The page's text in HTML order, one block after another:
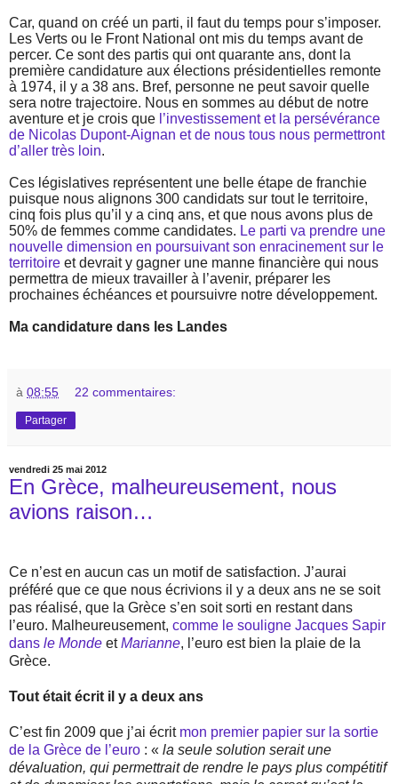
Car, quand on créé un parti, il faut du temps pour s’imposer.
Les Verts ou le Front National ont mis du temps avant de
percer. Ce sont des partis qui ont quarante ans, dont la
première candidature aux élections présidentielles remonte
à 1974, il y a 38 ans. Bref, personne ne peut savoir quelle
sera notre trajectoire. Nous en sommes au début de notre
aventure et je crois que l’investissement et la persévérance
de Nicolas Dupont-Aignan et de nous tous nous permettront
d’aller très loin.
Ces législatives représentent une belle étape de franchie
puisque nous alignons 300 candidats sur tout le territoire,
cinq fois plus qu’il y a cinq ans, et que nous avons plus de
50% de femmes comme candidates. Le parti va prendre une
nouvelle dimension en poursuivant son enracinement sur le
territoire et devrait y gagner une manne financière qui nous
permettra de mieux travailler à l’avenir, préparer les
prochaines échéances et poursuivre notre développement.
Ma candidature dans les Landes
à 08:55 22 commentaires:
Partager
vendredi 25 mai 2012
En Grèce, malheureusement, nous
avions raison…
Ce n’est en aucun cas un motif de satisfaction. J’aurai
préféré que ce que nous écrivions il y a deux ans ne se soit
pas réalisé, que la Grèce s’en soit sorti en restant dans
l’euro. Malheureusement, comme le souligne Jacques Sapir
dans le Monde etMarianne, l’euro est bien la plaie de la
Grèce.
Tout était écrit il y a deux ans
C’est fin 2009 que j’ai écrit mon premier papier sur la sortie
de la Grèce de l’euro : « la seule solution serait une
dévaluation, qui permettrait de rendre le pays plus compétitif